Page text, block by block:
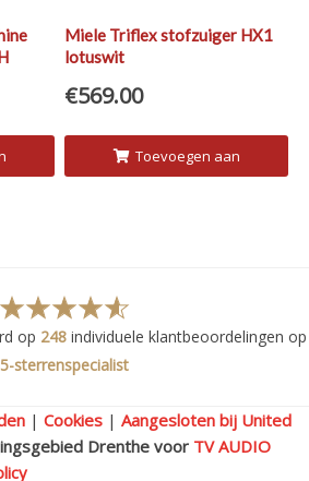
Miele Triflex stofzuiger HX1
lotuswit
€569.00
Toevoegen aan
op 248individuele klantbeoordelingen op
5-sterrenspecialist
| Cookies | Aangesloten bij United
Drenthe voor TV AUDIO